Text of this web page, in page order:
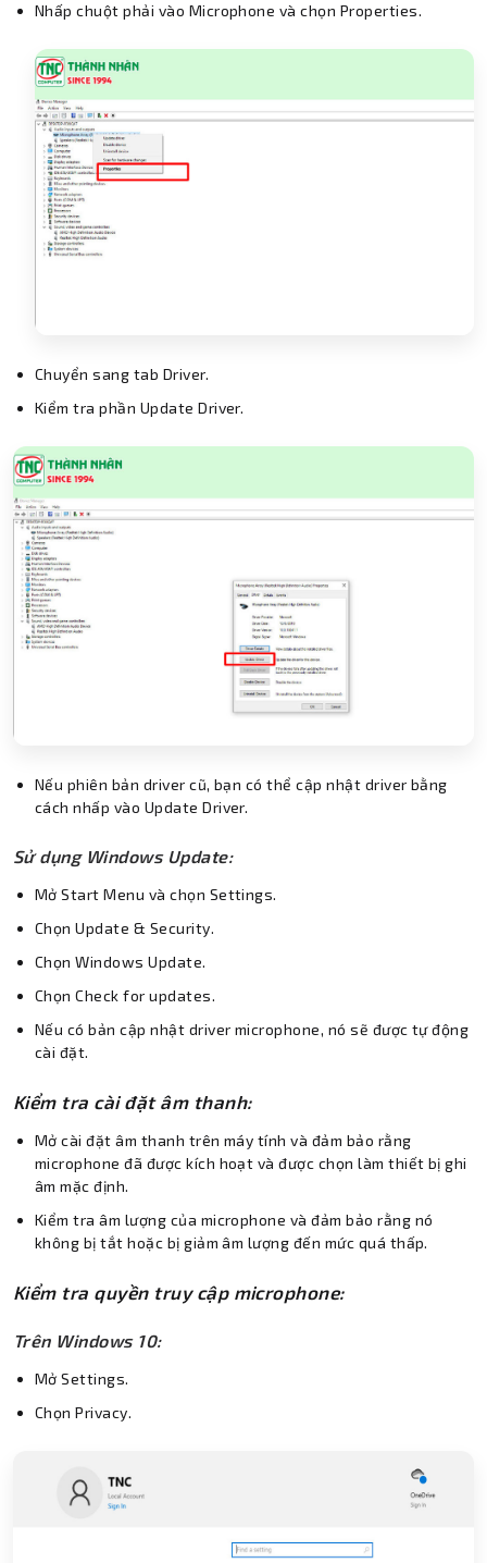
Nhấp chuột phải vào Microphone và chọn Properties.
Chuyển sang tab Driver.
Kiểm tra phần Update Driver.
Nếu phiên bản driver cũ, bạn có thể cập nhật driver bằng
cách nhấp vào Update Driver.
Sử dụng Windows Update:
Mở Start Menu và chọn Settings.
Chọn Update & Security.
Chọn Windows Update.
Chọn Check for updates.
Nếu có bản cập nhật driver microphone, nó sẽ được tự động
cài đặt.
Kiểm tra cài đặt âm thanh:
Mở cài đặt âm thanh trên máy tính và đảm bảo rằng
microphone đã được kích hoạt và được chọn làm thiết bị ghi
âm mặc định.
Kiểm tra âm lượng của microphone và đảm bảo rằng nó
không bị tắt hoặc bị giảm âm lượng đến mức quá thấp.
Kiểm tra quyền truy cập microphone:
Trên Windows 10:
Mở Settings.
Chọn Privacy.